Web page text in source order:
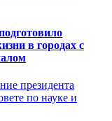
в городах с
президента
по науке и